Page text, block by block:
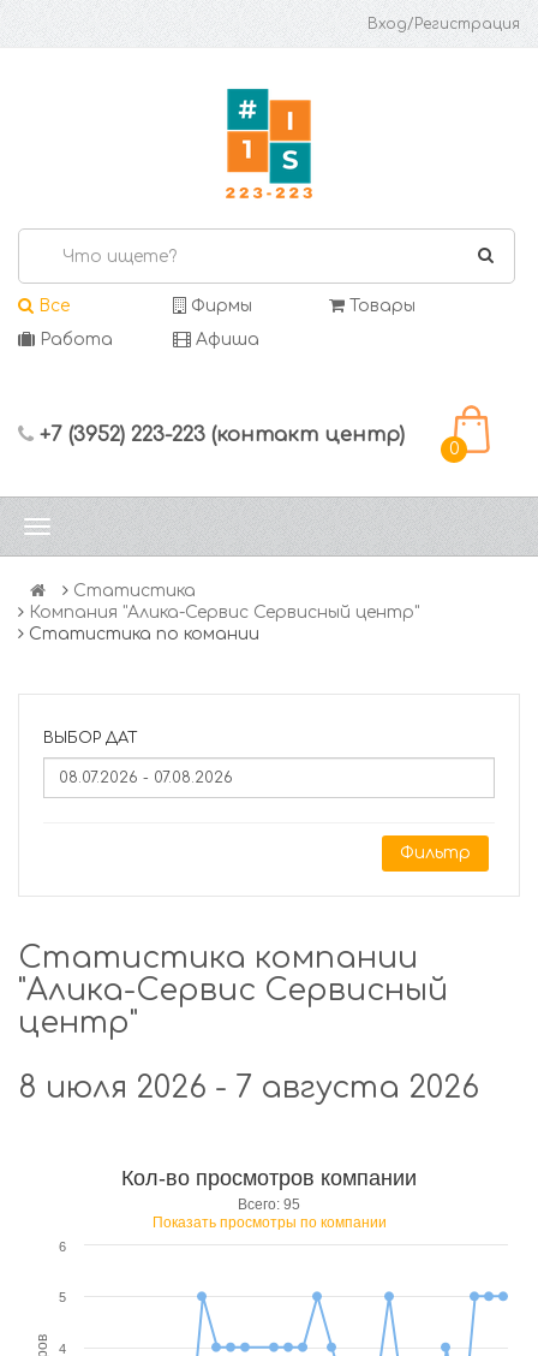
Вход/Регистрация
Все Фирмы
Товары
Работа
Афиша
+7 (3952) 223-223 (контакт центр)
0
Статистика
Компания "Алика-Сервис Сервисный центр"
Статистика по комании
ВЫБОР ДАТ
Фильтр
Статистика компании
"Алика-Сервис Сервисный
центр"
8 июля 2026 - 7 августа 2026
Кол-во просмотров компании
Всего: 95
Показать просмотры по компании
4
5
6